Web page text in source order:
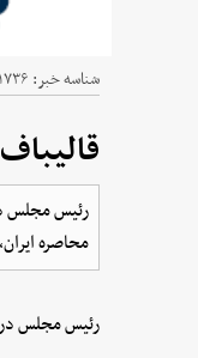
شناسه خبر:
رئیس مجلس
محاصره
رئیس مجلس